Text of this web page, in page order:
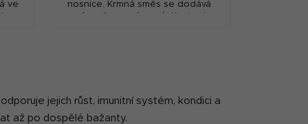
ve
nosnice. Krmná směs se dodává
ve formě granulované. Krmivo je
jejich růst, imunitní systém, kondici a
až po dospělé bažanty.